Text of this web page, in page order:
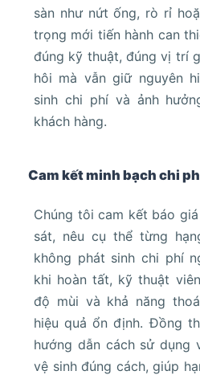
sàn như nứt ống, rò rỉ
trọng mới tiến hành can
đúng kỹ thuật, đúng vị trí
hôi mà vẫn giữ nguyên
sinh chi phí và ảnh
khách hàng.
Cam kết minh bạch chi
Chúng tôi cam kết báo
sát, nêu cụ thể từng
không phát sinh chi phí
khi hoàn tất, kỹ thuật
độ mùi và khả năng
hiệu quả ổn định. Đồng
hướng dẫn cách sử dụng
vệ sinh đúng cách, giúp